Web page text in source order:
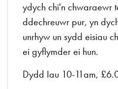
ydych chi'n chwaraewr
ddechreuwr pur, yn
unrhyw un sydd eisiau
ei gyflymder ei hun.
Dydd Iau 10-11am,